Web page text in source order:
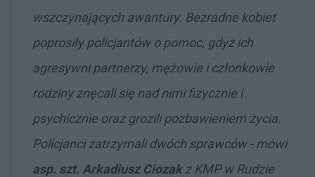
wszczynających awantury. Bezradne kobiet
poprosiły policjantów o pomoc, gdyż ich
agresywni partnerzy, mężowie i członkowie
rodziny znęcali się nad nimi fizycznie i
psychicznie oraz grozili pozbawieniem życia.
Policjanci zatrzymali dwóch sprawców - mówi
asp. szt. Arkadiusz Ciozakz KMP w Rudzie